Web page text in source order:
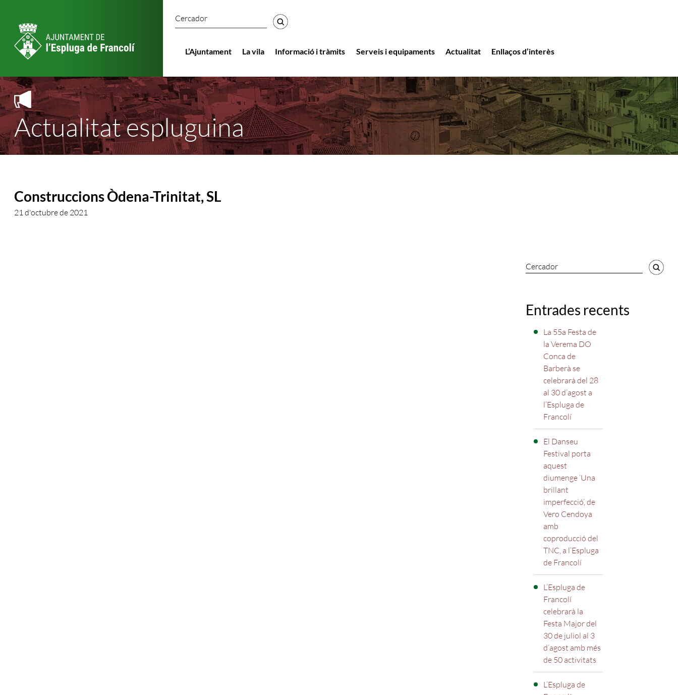
Cercador
L’Ajuntament La vila Informació i tràmits Serveis i equipaments Actualitat Enllaços d’interès
Actualitat espluguina
Construccions Òdena-Trinitat, SL
21 d'octubre de 2021
Cercador
Entrades recents
La 55a Festa de
la Verema DO
Conca de
Barberà se
celebrarà del 28
al 30 d’agost a
l’Espluga de
Francolí
El Danseu
Festival porta
aquest
diumenge ‘Una
brillant
imperfecció’, de
Vero Cendoya
amb
coproducció del
TNC, a l’Espluga
de Francolí
L’Espluga de
Francolí
celebrarà la
Festa Major del
30 de juliol al 3
d’agost amb més
de 50 activitats
L’Espluga de